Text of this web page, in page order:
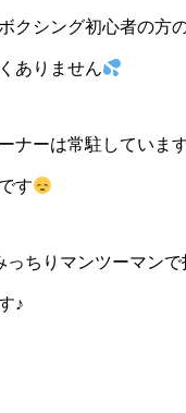
クシング初心者の方
ありません
ナーは常駐していま
す
ちりマンツーマン
♪